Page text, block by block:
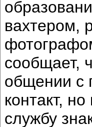
вахтером,
сообщает,
общении с
контакт,
службу